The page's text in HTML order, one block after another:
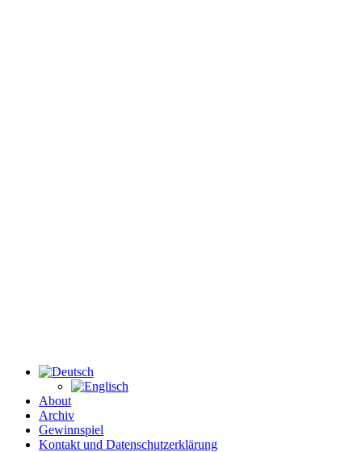
About
Archiv
Gewinnspiel
Kontakt und Datenschutzerklärung